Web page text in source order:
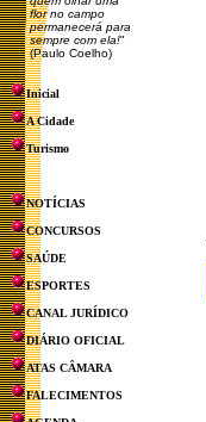
flor no campo
permanecerá para
sempre com ela!"
(Paulo Coelho)
Inicial
A Cidade
Turismo
NOTÍCIAS
CONCURSOS
SAÚDE
ESPORTES
CANAL JURÍDICO
DIÁRIO OFICIAL
ATAS CÂMARA
FALECIMENTOS